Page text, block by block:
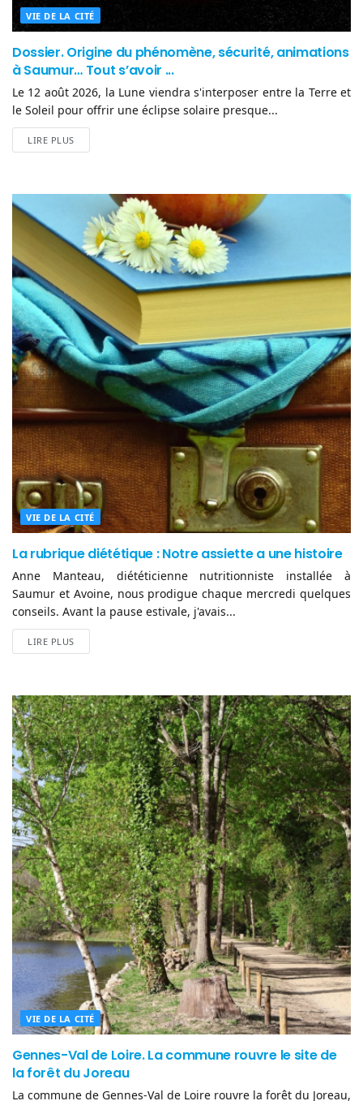
VIE DE LA CITÉ
Dossier. Origine du phénomène, sécurité, animations
à Saumur… Tout s’avoir ...
Le 12 août 2026, la Lune viendra s'interposer entre la Terre et
le Soleil pour offrir une éclipse solaire presque...
LIRE PLUS
VIE DE LA CITÉ
La rubrique diététique : Notre assiette a une histoire
Anne Manteau, diététicienne nutritionniste installée à
Saumur et Avoine, nous prodigue chaque mercredi quelques
conseils. Avant la pause estivale, j'avais...
LIRE PLUS
VIE DE LA CITÉ
Gennes-Val de Loire. La commune rouvre le site de
la forêt du Joreau
La commune de Gennes-Val de Loire rouvre la forêt du Joreau,